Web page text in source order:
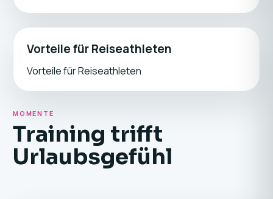
Vorteile für Reiseathleten
Vorteile für Reiseathleten
MOMENTE
Training trifft
Urlaubsgefühl